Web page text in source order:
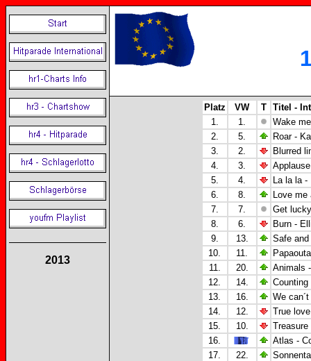
2013
Platz VW T
Titel -
1.
1.
Wake
2.
5.
Roar -
3.
2.
Blurred
4.
3.
5.
4.
La la la
6.
8.
Love me
7.
7.
Get
8.
6.
Burn -
9.
13.
Safe
10.
11.
11.
20.
Animals
12.
14.
13.
16.
We
14.
12.
True
15.
10.
Treasure
16.
Atlas -
17.
22.